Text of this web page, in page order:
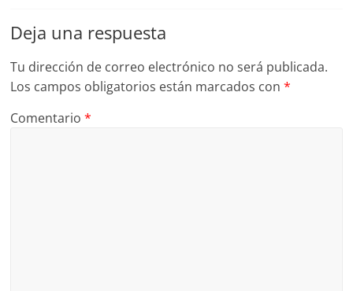
Deja una respuesta
Tu dirección de correo electrónico no será publicada.
Los campos obligatorios están marcados con*
Comentario*